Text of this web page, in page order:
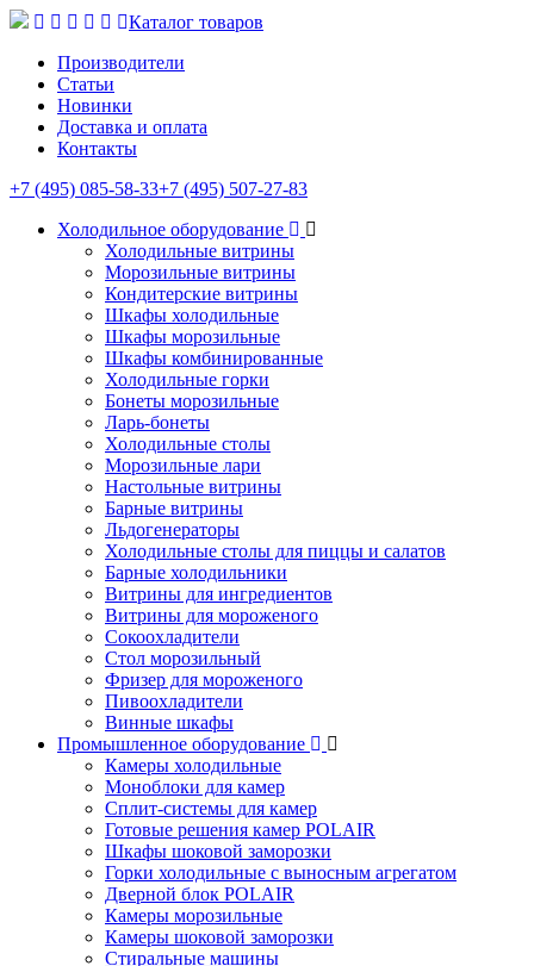
Каталог товаров
Производители
Статьи
Новинки
Доставка и оплата
Контакты
+7 (495) 085-58-33+7 (495) 507-27-83
Холодильное оборудование
Холодильные витрины
Морозильные витрины
Кондитерские витрины
Шкафы холодильные
Шкафы морозильные
Шкафы комбинированные
Холодильные горки
Бонеты морозильные
Ларь-бонеты
Холодильные столы
Морозильные лари
Настольные витрины
Барные витрины
Льдогенераторы
Холодильные столы для пиццы и салатов
Барные холодильники
Витрины для ингредиентов
Витрины для мороженого
Сокоохладители
Стол морозильный
Фризер для мороженого
Пивоохладители
Винные шкафы
Промышленное оборудование
Камеры холодильные
Моноблоки для камер
Сплит-системы для камер
Готовые решения камер POLAIR
Шкафы шоковой заморозки
Горки холодильные с выносным агрегатом
Дверной блок POLAIR
Камеры морозильные
Камеры шоковой заморозки
Стиральные машины